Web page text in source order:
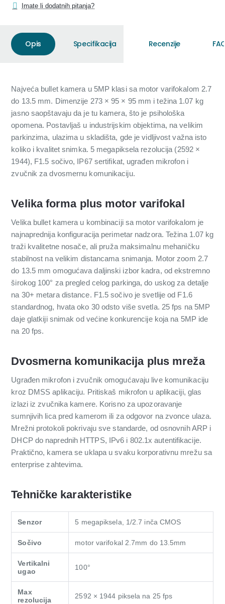
Imate li dodatnih pitanja?
Opis Specifikacija Recenzije
Najveća bullet kamera u 5MP klasi sa motor varifokalom 2.7
do 13.5 mm. Dimenzije 273 × 95 × 95 mm i težina 1.07 kg
jasno saopštavaju da je tu kamera, što je psihološka
opomena. Postavljaš u industrijskim objektima, na velikim
parkinzima, ulazima u skladišta, gde je vidljivost važna isto
koliko i kvalitet snimka. 5 megapiksela rezolucija (2592 ×
1944), F1.5 sočivo, IP67 sertifikat, ugrađen mikrofon i
zvučnik za dvosmernu komunikaciju.
Velika forma plus motor varifokal
Velika bullet kamera u kombinaciji sa motor varifokalom je
najnaprednija konfiguracija perimetar nadzora. Težina 1.07 kg
traži kvalitetne nosače, ali pruža maksimalnu mehaničku
stabilnost na velikim distancama snimanja. Motor zoom 2.7
do 13.5 mm omogućava daljinski izbor kadra, od ekstremno
širokog 100° za pregled celog parkinga, do uskog za detalje
na 30+ metara distance. F1.5 sočivo je svetlije od F1.6
standardnog, hvata oko 30 odsto više svetla. 25 fps na 5MP
daje glatkiji snimak od većine konkurencije koja na 5MP ide
na 20 fps.
Dvosmerna komunikacija plus mreža
Ugrađen mikrofon i zvučnik omogućavaju live komunikaciju
kroz DMSS aplikaciju. Pritiskaš mikrofon u aplikaciji, glas
izlazi iz zvučnika kamere. Korisno za upozoravanje
sumnjivih lica pred kamerom ili za odgovor na zvonce ulaza.
Mrežni protokoli pokrivaju sve standarde, od osnovnih ARP i
DHCP do naprednih HTTPS, IPv6 i 802.1x autentifikacije.
Praktično, kamera se uklapa u svaku korporativnu mrežu sa
enterprise zahtevima.
Tehničke karakteristike
Senzor 5 megapiksela, 1/2.7 inča CMOS
Sočivo motor varifokal 2.7mm do 13.5mm
Vertikalni
ugao
100°
Max
rezolucija
2592 × 1944 piksela na 25 fps